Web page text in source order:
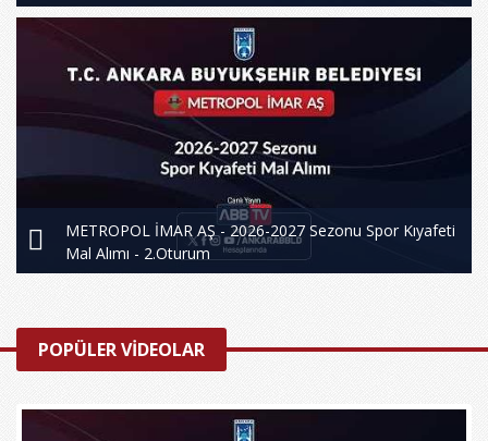
METROPOL İMAR AŞ - 2026-2027 Sezonu Spor Kıyafeti
Mal Alımı - 2.Oturum
POPÜLER VİDEOLAR